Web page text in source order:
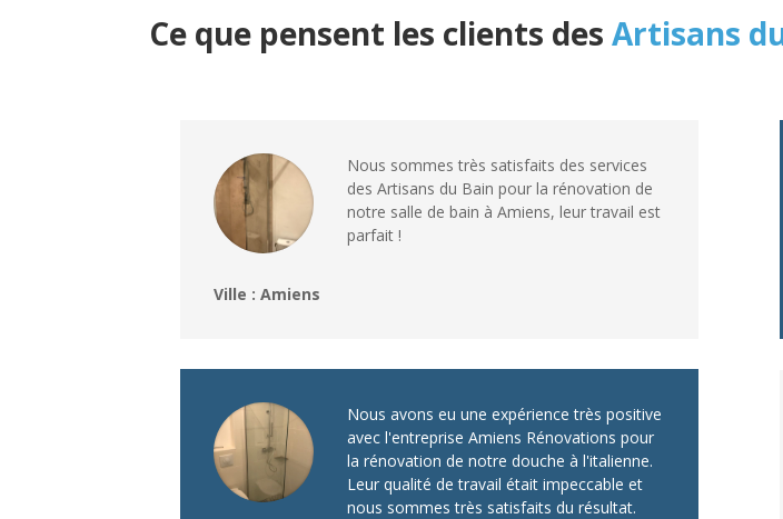
Ce que pensent les clients desArtisans
Nous sommes très satisfaits des services
des Artisans du Bain pour la rénovation de
notre salle de bain à Amiens, leur travail est
parfait !
Ville : Amiens
Nous avons eu une expérience très positive
avec l'entreprise Amiens Rénovations pour
la rénovation de notre douche à l'italienne.
Leur qualité de travail était impeccable et
nous sommes très satisfaits du résultat.